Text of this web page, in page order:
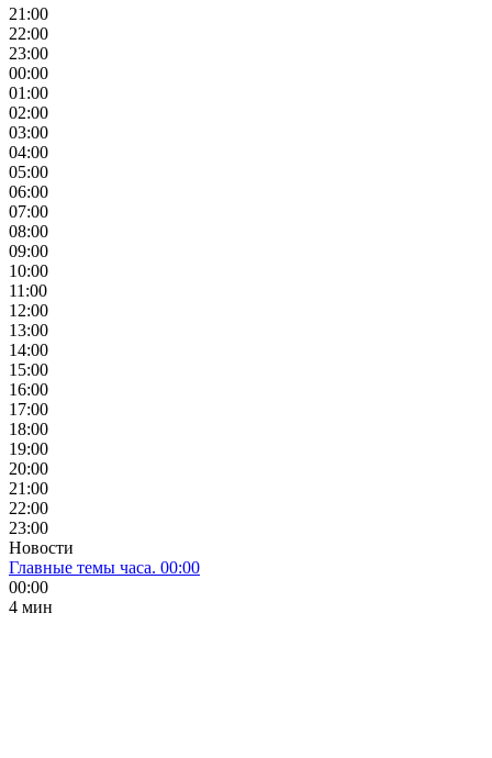
21:00
22:00
23:00
00:00
01:00
02:00
03:00
04:00
05:00
06:00
07:00
08:00
09:00
10:00
11:00
12:00
13:00
14:00
15:00
16:00
17:00
18:00
19:00
20:00
21:00
22:00
23:00
Новости
Главные темы часа. 00:00
00:00
4 мин